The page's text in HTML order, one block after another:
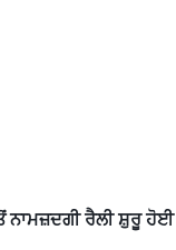
ਨਾਮਜ਼ਦਗੀ ਰੈਲੀ ਸ਼ੁਰੂ ਹੋਈ